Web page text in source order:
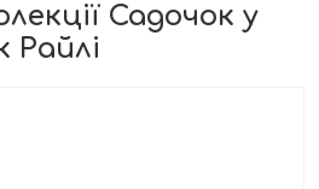
Садочок у
Райлі